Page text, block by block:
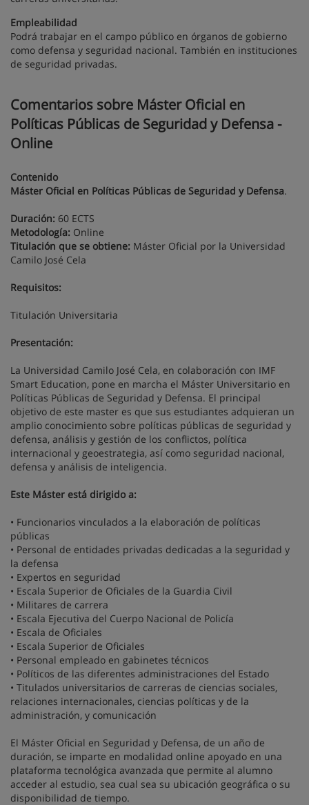
Empleabilidad
Podrá trabajar en el campo público en órganos de gobierno
como defensa y seguridad nacional. También en instituciones
de seguridad privadas.
Comentarios sobre Máster Oficial en
Políticas Públicas de Seguridad y Defensa -
Online
Contenido
Máster Oficial en Políticas Públicas de Seguridad y Defensa.
Duración: 60 ECTS
Metodología: Online
Titulación que se obtiene: Máster Oficial por la Universidad
Camilo José Cela
Requisitos:
Titulación Universitaria
Presentación:
La Universidad Camilo José Cela, en colaboración con IMF
Smart Education, pone en marcha el Máster Universitario en
Políticas Públicas de Seguridad y Defensa. El principal
objetivo de este master es que sus estudiantes adquieran un
amplio conocimiento sobre políticas públicas de seguridad y
defensa, análisis y gestión de los conflictos, política
internacional y geoestrategia, así como seguridad nacional,
defensa y análisis de inteligencia.
Este Máster está dirigido a:
• Funcionarios vinculados a la elaboración de políticas
públicas
• Personal de entidades privadas dedicadas a la seguridad y
la defensa
• Expertos en seguridad
• Escala Superior de Oficiales de la Guardia Civil
• Militares de carrera
• Escala Ejecutiva del Cuerpo Nacional de Policía
• Escala de Oficiales
• Escala Superior de Oficiales
• Personal empleado en gabinetes técnicos
• Políticos de las diferentes administraciones del Estado
• Titulados universitarios de carreras de ciencias sociales,
relaciones internacionales, ciencias políticas y de la
administración, y comunicación
El Máster Oficial en Seguridad y Defensa, de un año de
duración, se imparte en modalidad online apoyado en una
plataforma tecnológica avanzada que permite al alumno
acceder al estudio, sea cual sea su ubicación geográfica o su
disponibilidad de tiempo.